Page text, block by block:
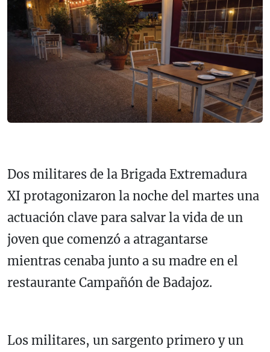
Dos militares de la Brigada Extremadura
XI protagonizaron la noche del martes una
actuación clave para salvar la vida de un
joven que comenzó a atragantarse
mientras cenaba junto a su madre en el
restaurante Campañón de Badajoz.
Los militares, un sargento primero y un